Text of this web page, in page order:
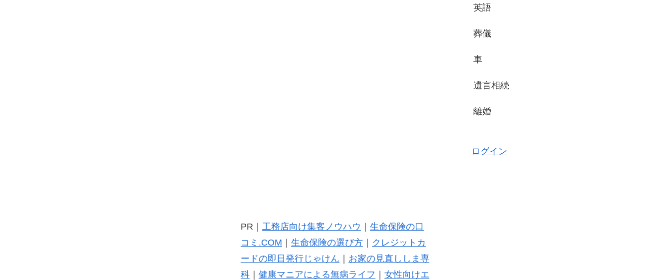
英語
葬儀
車
遺言相続
離婚
ログイン
PR｜ 工務店向け集客ノウハウ
生命保険の口
コミ.COM
生命保険の選び方｜
クレジットカ
ードの即日発行じゃけん
お家の見直ししま専
科｜ 健康マニアによる無病ライフ 女性向けエ